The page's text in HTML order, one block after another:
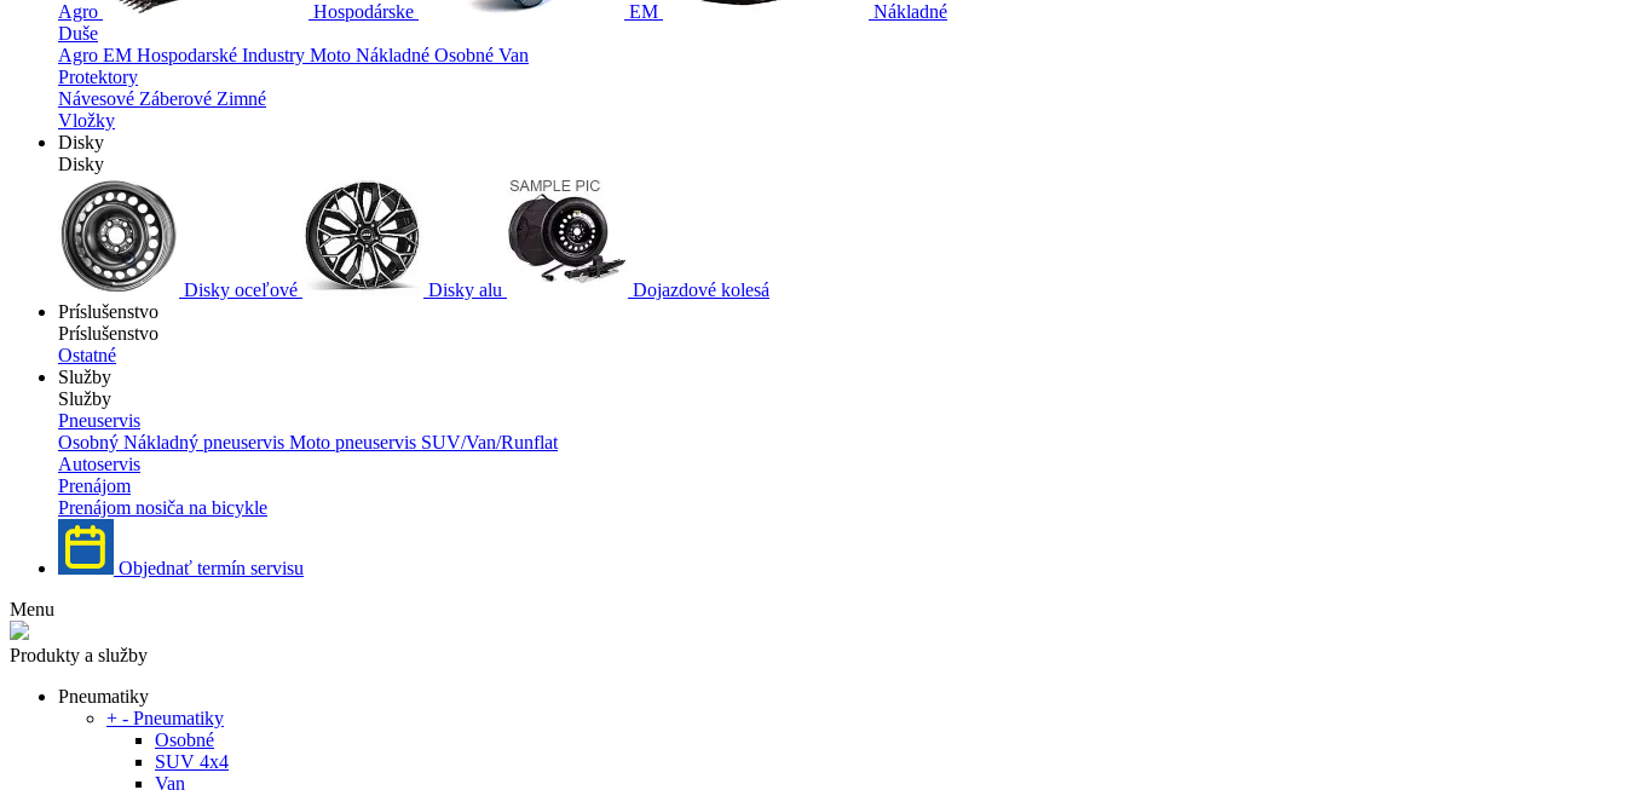
Agro Hospodárske EM
Nákladné
Duše
Agro EM Hospodarské Industry Moto Nákladné Osobné Van
Protektory
Návesové Záberové Zimné
Vložky
Disky
Disky
Disky oceľové Disky alu
Dojazdové kolesá
Príslušenstvo
Príslušenstvo
Ostatné
Služby
Služby
Pneuservis
Osobný Nákladný pneuservis Moto pneuservis SUV/Van/Runflat
Autoservis
Prenájom
Prenájom nosiča na bicykle
Objednať termín servisu
Menu
Produkty a služby
Pneumatiky
+ - Pneumatiky
Osobné
SUV 4x4
Van